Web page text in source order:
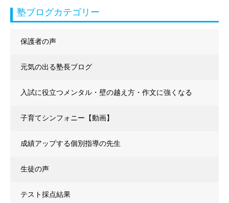
塾ブログカテゴリー
保護者の声
元気の出る塾長ブログ
入試に役立つメンタル・壁の越え方・作文に強くなる
子育てシンフォニー【動画】
成績アップする個別指導の先生
生徒の声
テスト採点結果